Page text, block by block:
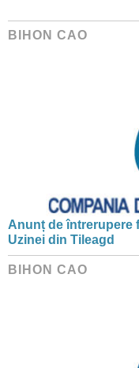
BIHON CAO
Anunț de întrerupere
Uzinei din Tileagd
BIHON CAO